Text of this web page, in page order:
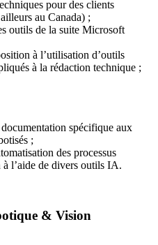
pour des clients
au Canada) ;
outils de la suite Microsoft
à l’utilisation d’outils
à la rédaction technique ;
spécifique aux
;
des processus
l’aide de divers outils IA.
& Vision